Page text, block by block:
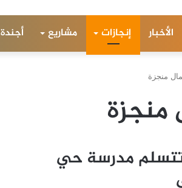
الأخبار إنجازات مشاريع أجندة
منجزة
منجزة
تتسلم مدرسة حي